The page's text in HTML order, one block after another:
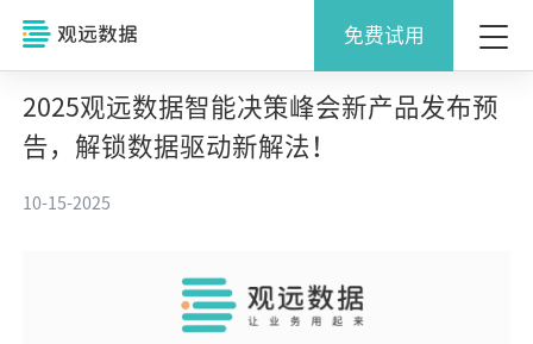
免费试用
2025观远数据智能决策峰会新产品发布预
告，解锁数据驱动新解法！
10-15-2025